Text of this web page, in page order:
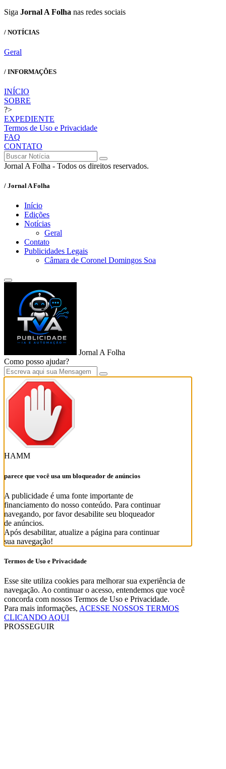
Siga Jornal A Folha nas redes sociais
/ NOTÍCIAS
Geral
/ INFORMAÇÕES
INÍCIO
SOBRE
?>
EXPEDIENTE
Termos de Uso e Privacidade
FAQ
CONTATO
Jornal A Folha - Todos os direitos reservados.
/ Jornal A Folha
Início
Edições
Notícias
Geral
Contato
Publicidades Legais
Câmara de Coronel Domingos Soa
Jornal A Folha
Como posso ajudar?
HAMM
parece que você usa um bloqueador de anúncios
A publicidade é uma fonte importante de
financiamento do nosso conteúdo. Para continuar
navegando, por favor desabilite seu bloqueador
de anúncios.
Após desabilitar, atualize a página para continuar
sua navegação!
Termos de Uso e Privacidade
Esse site utiliza cookies para melhorar sua experiência de
navegação. Ao continuar o acesso, entendemos que você
concorda com nossos Termos de Uso e Privacidade.
Para mais informações, ACESSE NOSSOS TERMOS
CLICANDO AQUI
PROSSEGUIR